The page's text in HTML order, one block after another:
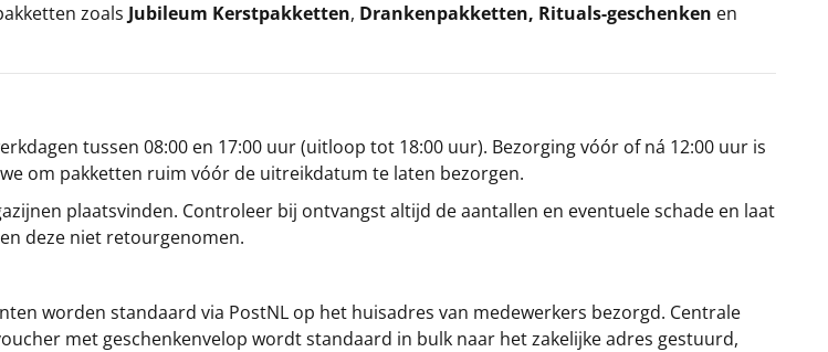
zoals Jubileum Kerstpakketten, Drankenpakketten, Rituals-geschenken en
tussen 08:00 en 17:00 uur (uitloop tot 18:00 uur). Bezorging vóór of ná 12:00 uur is
om pakketten ruim vóór de uitreikdatum te laten bezorgen.
plaatsvinden. Controleer bij ontvangst altijd de aantallen en eventuele schade en laat
deze niet retourgenomen.
worden standaard via PostNL op het huisadres van medewerkers bezorgd. Centrale
met geschenkenvelop wordt standaard in bulk naar het zakelijke adres gestuurd,